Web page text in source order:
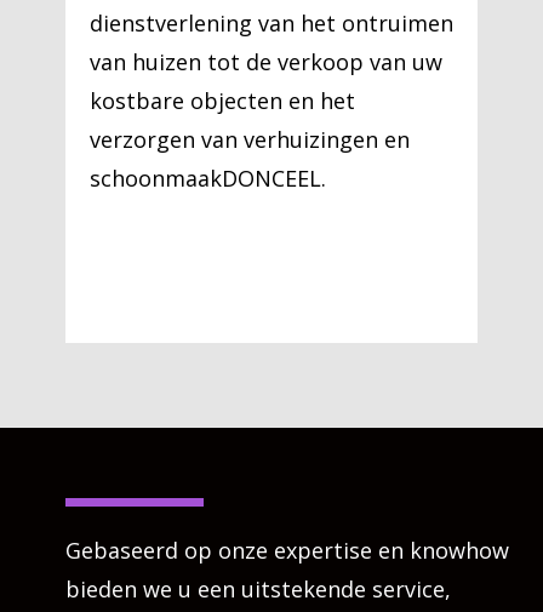
dienstverlening van het ontruimen
van huizen tot de verkoop van uw
kostbare objecten en het
verzorgen van verhuizingen en
schoonmaakDONCEEL.
Gebaseerd op onze expertise en knowhow
bieden we u een uitstekende service,